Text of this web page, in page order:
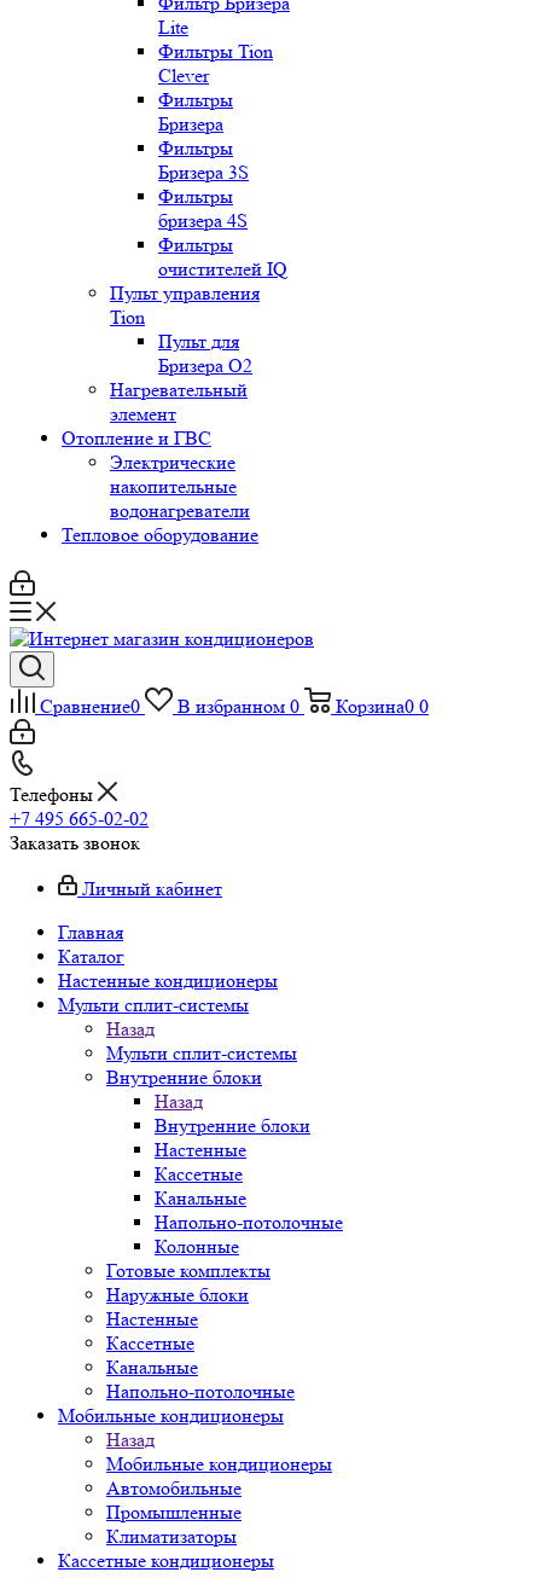
Lite
Фильтры Tion
Clever
Фильтры
Бризера
Фильтры
Бризера 3S
Фильтры
бризера 4S
Фильтры
очистителей IQ
Пульт управления
Tion
Пульт для
Бризера O2
Нагревательный
элемент
Отопление и ГВС
Электрические
накопительные
водонагреватели
Тепловое оборудование
Сравнение0 В избранном 0 Корзина0 0
Телефоны
+7 495 665-02-02
Заказать звонок
Личный кабинет
Главная
Каталог
Настенные кондиционеры
Мульти сплит-системы
Назад
Мульти сплит-системы
Внутренние блоки
Назад
Внутренние блоки
Настенные
Кассетные
Канальные
Напольно-потолочные
Колонные
Готовые комплекты
Наружные блоки
Настенные
Кассетные
Канальные
Напольно-потолочные
Мобильные кондиционеры
Назад
Мобильные кондиционеры
Автомобильные
Промышленные
Климатизаторы
Кассетные кондиционеры